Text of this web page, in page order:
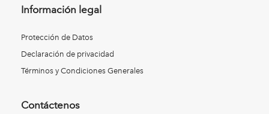
Información legal
Protección de Datos
Declaración de privacidad
Términos y Condiciones Generales
Contáctenos